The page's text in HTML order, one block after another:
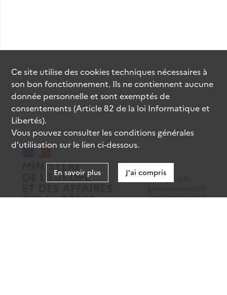
data.gouv.fr
legifrance.gouv.fr
Ce site utilise descookiestechniques nécessaires à
son bon fonctionnement. Ils ne contiennent aucune
donnée personnelle et sont exemptés de
consentements (Article 82 de la loi Informatique et
Libertés).
Vous pouvez consulter les conditions générales
d’utilisation sur le lien ci-dessous.
En savoir plus J'ai compris